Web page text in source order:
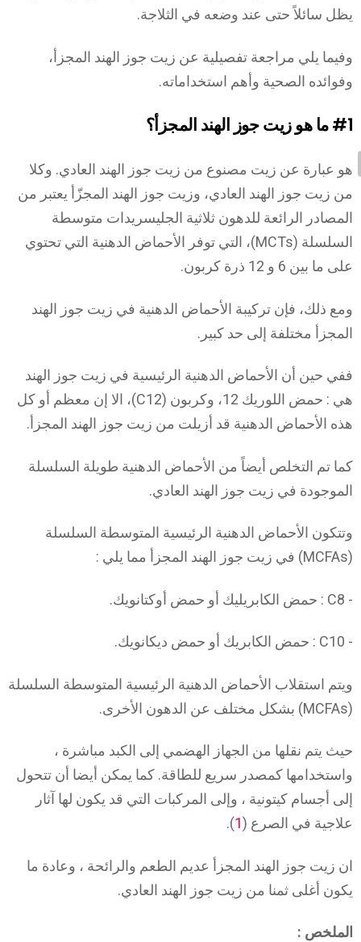
يظل سائلاً حتى عند وضعه في الثلاجة.
وفيما يلي مراجعة تفصيلية عن زيت جوز الهند المجزأ،
وفوائده الصحية وأهم استخداماته.
#1ما هو زيت جوز الهند المجزأ؟
هو عبارة عن زيت مصنوع من زيت جوز الهند العادي. وكلا
من زيت جوز الهند العادي، وزيت جوز الهند المجزّأ يعتبر من
المصادر الرائعة للدهون ثلاثية الجليسريدات متوسطة
السلسلة (MCTs)، التي توفر الأحماض الدهنية التي تحتوي
على ما بين 6 و 12 ذرة كربون.
ومع ذلك، فإن تركيبة الأحماض الدهنية في زيت جوز الهند
المجزأ مختلفة إلى حد كبير.
ففي حين أن الأحماض الدهنية الرئيسية في زيت جوز الهند
هي : حمض اللوريك 12، وكربون (C12)، الا إن معظم أو كل
هذه الأحماض الدهنية قد أزيلت من زيت جوز الهند المجزأ.
كما تم التخلص أيضاً من الأحماض الدهنية طويلة السلسلة
الموجودة في زيت جوز الهند العادي.
وتتكون الأحماض الدهنية الرئيسية المتوسطة السلسلة
(MCFAs) في زيت جوز الهند المجزأ مما يلي :
- C8 : حمض الكابريليك أو حمض أوكتانويك.
- C10 : حمض الكابريك أو حمض ديكانويك.
ويتم استقلاب الأحماض الدهنية الرئيسية المتوسطة السلسلة
(MCFAs) بشكل مختلف عن الدهون الأخرى.
حيث يتم نقلها من الجهاز الهضمي إلى الكبد مباشرة ،
واستخدامها كمصدر سريع للطاقة. كما يمكن أيضا أن تتحول
إلى أجسام كيتونية ، وإلى المركبات التي قد يكون لها آثار
علاجية في الصرع (1
).
ان زيت جوز الهند المجزأ عديم الطعم والرائحة ، وعادة ما
يكون أغلى ثمنا من زيت جوز الهند العادي.
الملخص :